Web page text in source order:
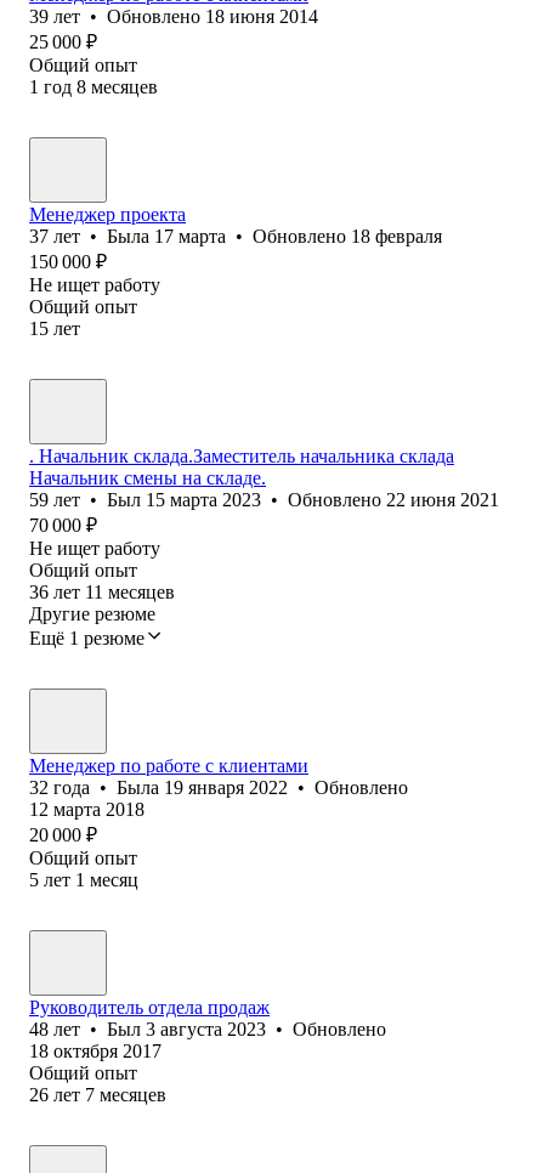
39 лет • Обновлено 18 июня 2014
25 000 ₽
Общий опыт
1 год 8 месяцев
Менеджер проекта
37 лет • Была 17 марта • Обновлено 18 февраля
150 000 ₽
Не ищет работу
Общий опыт
15 лет
. Начальник склада.Заместитель начальника склада
Начальник смены на складе.
59 лет • Был 15 марта 2023 • Обновлено 22 июня 2021
70 000 ₽
Не ищет работу
Общий опыт
36 лет 11 месяцев
Другие резюме
Ещё 1 резюме
Менеджер по работе с клиентами
32 года • Была 19 января 2022 • Обновлено
12 марта 2018
20 000 ₽
Общий опыт
5 лет 1 месяц
Руководитель отдела продаж
48 лет • Был 3 августа 2023 • Обновлено
18 октября 2017
Общий опыт
26 лет 7 месяцев